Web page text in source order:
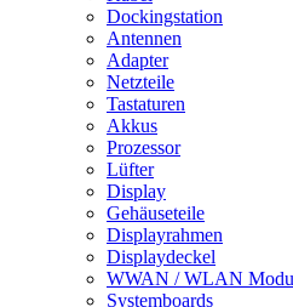
Dockingstation
Antennen
Adapter
Netzteile
Tastaturen
Akkus
Prozessor
Lüfter
Display
Gehäuseteile
Displayrahmen
Displaydeckel
WWAN / WLAN
Systemboards